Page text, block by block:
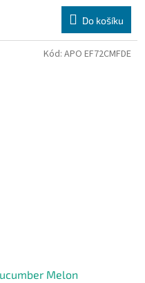
Do košíku
Melon
Kód: APO EF72CMFDE